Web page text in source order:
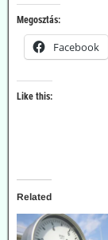
Megosztás:
Facebook
Like this:
Related